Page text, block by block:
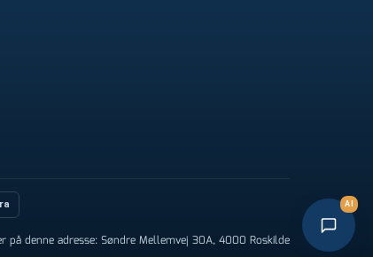
på denne adresse: Søndre Mellemvej 30A, 4000 Roskilde
AI